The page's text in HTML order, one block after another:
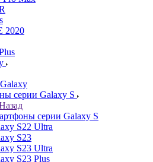
2020
серии Galaxy S
серии Galaxy S
S22 Ultra
S23
S23 Ultra
S23 Plus